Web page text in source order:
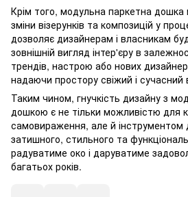
Крім того, модульна паркетна дошка
зміни візерунків та композицій у
дозволяє дизайнерам і власникам
зовнішній вигляд інтер'єру в
трендів, настрою або нових
надаючи простору свіжий і сучасний
Таким чином, гнучкість дизайну з
дошкою є не тільки можливістю для
самовираження, але й інструментом
затишного, стильного та
радуватиме око і даруватиме
багатьох років.